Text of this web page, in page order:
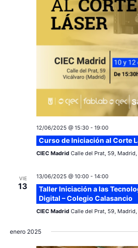
12/06/2025 @ 15:30- 19:00
Curso de Iniciación al Corte
CIEC Madrid Calle del Prat, 59,
VIE
13
13/06/2025 @ 10:00- 14:00
Taller Iniciación a las
Digital – Colegio Calasancio
CIEC Madrid Calle del Prat, 59,
enero 2025